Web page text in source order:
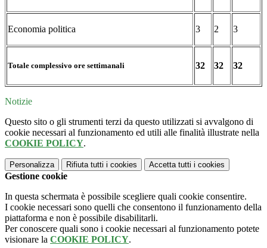
Economia politica 3 2 3
Totale complessivo ore settimanali 32 32 32
Notizie
Questo sito o gli strumenti terzi da questo utilizzati si avvalgono di
cookie necessari al funzionamento ed utili alle finalità illustrate nella
COOKIE POLICY.
Personalizza Rifiuta tutti i cookies Accetta tutti i cookies
Gestione cookie
In questa schermata è possibile scegliere quali cookie consentire.
I cookie necessari sono quelli che consentono il funzionamento della
piattaforma e non è possibile disabilitarli.
Per conoscere quali sono i cookie necessari al funzionamento potete
visionare la COOKIE POLICY.